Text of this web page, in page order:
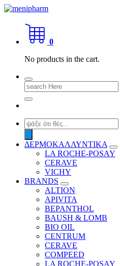
Skip
content
shop 2 easily
0
No products in the cart.
Search
for:
Products
search
ΔΕΡΜΟΚΑΛΛΥΝΤΙΚΑ
LA ROCHE-POSAY
CERAVE
VICHY
BRANDS
ALTION
APIVITA
BEPANTHOL
BAUSH & LOMB
BIO OIL
CENTRUM
CERAVE
COMPEED
LA ROCHE-POSAY